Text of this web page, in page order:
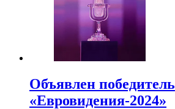
Объявлен победитель
«Евровидения-2024»